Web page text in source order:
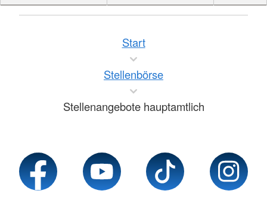
Start
Stellenbörse
Stellenangebote hauptamtlich